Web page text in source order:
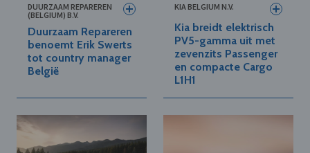
DUURZAAM REPAREREN
(BELGIUM) B.V.
Duurzaam Repareren
benoemt Erik Swerts
tot country manager
België
KIA BELGIUM N.V.
Kia breidt elektrisch
PV5-gamma uit met
zevenzits Passenger
en compacte Cargo
L1H1